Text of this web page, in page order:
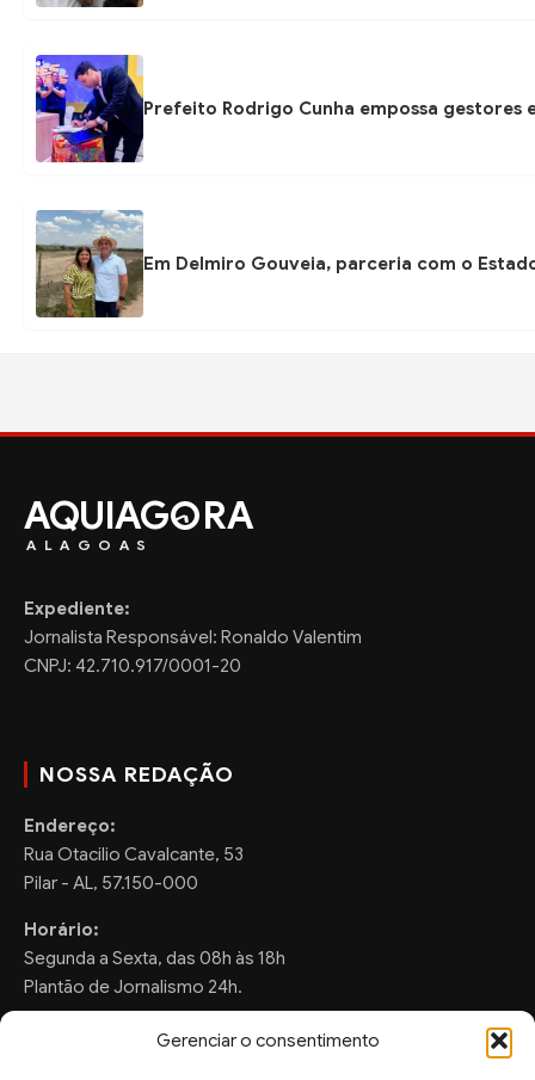
Gerenciar o consentimento
Prefeito Rodrigo Cunha empossa gestores
Em Delmiro Gouveia, parceria com o
AQUIAG RA
ALAGOAS
Expediente:
Jornalista Responsável: Ronaldo Valentim
CNPJ: 42.710.917/0001-20
NOSSA REDAÇÃO
Endereço:
Rua Otacilio Cavalcante, 53
Pilar - AL, 57.150-000
Horário:
Segunda a Sexta, das 08h às 18h
Plantão de Jornalismo 24h.